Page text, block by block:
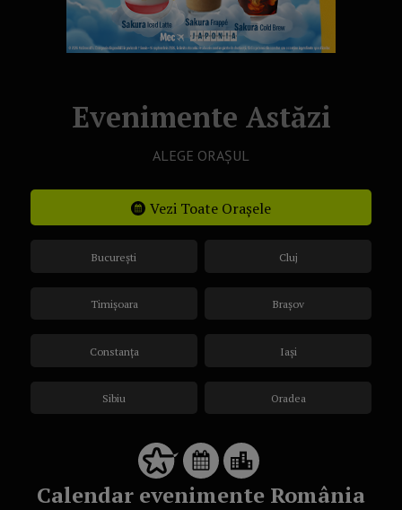
Evenimente Astăzi
ALEGE ORAȘUL
Vezi Toate Orașele
București
Timișoara
Constanța
Sibiu
Cluj
Brașov
Iași
Oradea
Calendar evenimente România